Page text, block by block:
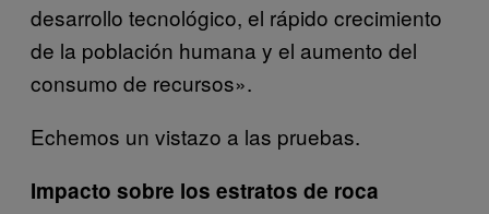
desarrollo tecnológico, el rápido crecimiento
de la población humana y el aumento del
consumo de recursos».
Echemos un vistazo a las pruebas.
Impacto sobre los estratos de roca